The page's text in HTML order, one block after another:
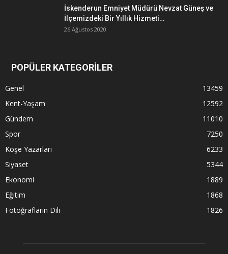
İskenderun Emniyet Müdürü Nevzat Güneş ve
İlçemizdeki Bir Yıllık Hizmeti…
26 Ağustos 2020
POPÜLER KATEGORİLER
Genel
13459
Kent-Yaşam
12592
Gündem
11010
Spor
7250
Köşe Yazarları
6233
Siyaset
5344
Ekonomi
1889
Eğitim
1868
Fotoğrafların Dili
1826